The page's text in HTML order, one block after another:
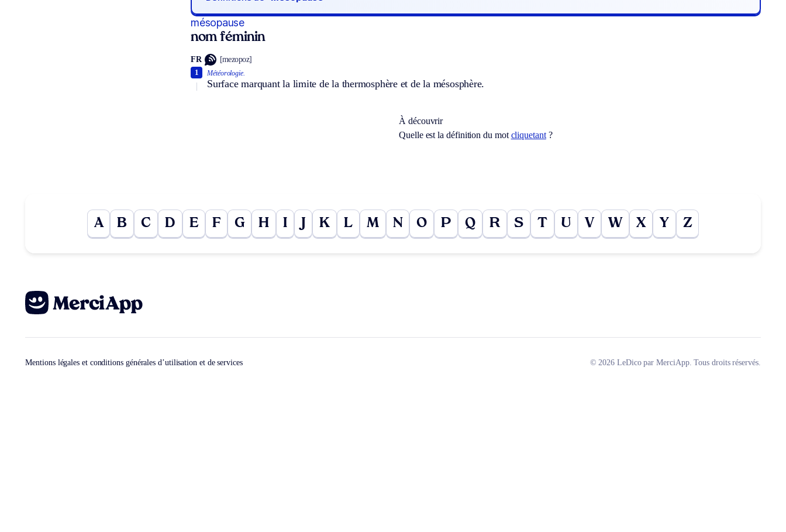
mésopause
nom féminin
FR [mezopoz]
Météorologie.
Surface marquant la limite de la thermosphère et de la mésosphère.
1
À découvrir
Quelle est la définition du mot cliquetant?
A B C D E F G H I K L M N O P Q R S T U V W X Y Z
Mentions légales et conditions générales d’utilisation et de services © 2026 LeDico par MerciApp. Tous droits réservés.